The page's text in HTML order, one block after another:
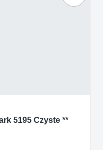
5195 Czyste **